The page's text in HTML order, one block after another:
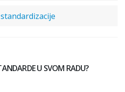
U SVOM RADU?